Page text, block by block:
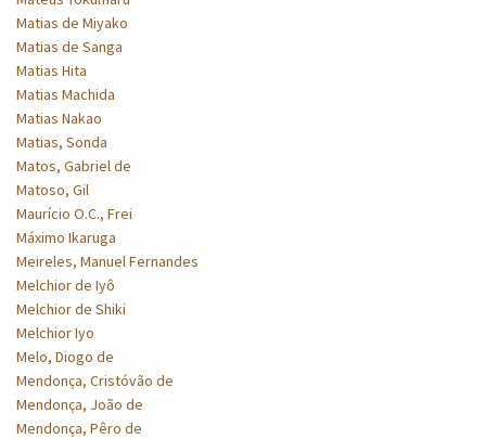
Matias de Miyako
Matias de Sanga
Matias Hita
Matias Machida
Matias Nakao
Matias, Sonda
Matos, Gabriel de
Matoso, Gil
Maurício O.C., Frei
Máximo Ikaruga
Meireles, Manuel Fernandes
Melchior de Iyô
Melchior de Shiki
Melchior Iyo
Melo, Diogo de
Mendonça, Cristóvão de
Mendonça, João de
Mendonça, Pêro de